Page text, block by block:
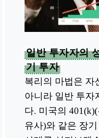
일반 투자자의
기 투자
복리의 마법은 자
아니라 일반 투자
다. 미국의
유사)와 같은 장